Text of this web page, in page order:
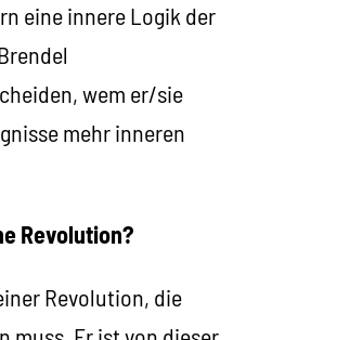
eine innere Logik der
wem er/sie
mehr inneren
Revolution?
Revolution, die